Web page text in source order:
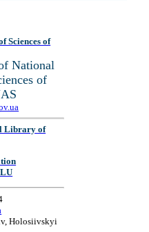
Sciences of
National
of
Library of
Holosiivskyi